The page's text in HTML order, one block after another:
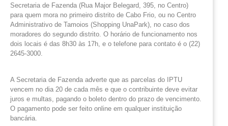
Secretaria de Fazenda (Rua Major Belegard, 395, no Centro)
para quem mora no primeiro distrito de Cabo Frio, ou no Centro
Administrativo de Tamoios (Shopping UnaPark), no caso dos
moradores do segundo distrito. O horário de funcionamento nos
dois locais é das 8h30 às 17h, e o telefone para contato é o (22)
2645-3000.
A Secretaria de Fazenda adverte que as parcelas do IPTU
vencem no dia 20 de cada mês e que o contribuinte deve evitar
juros e multas, pagando o boleto dentro do prazo de vencimento.
O pagamento pode ser feito online em qualquer instituição
bancária.